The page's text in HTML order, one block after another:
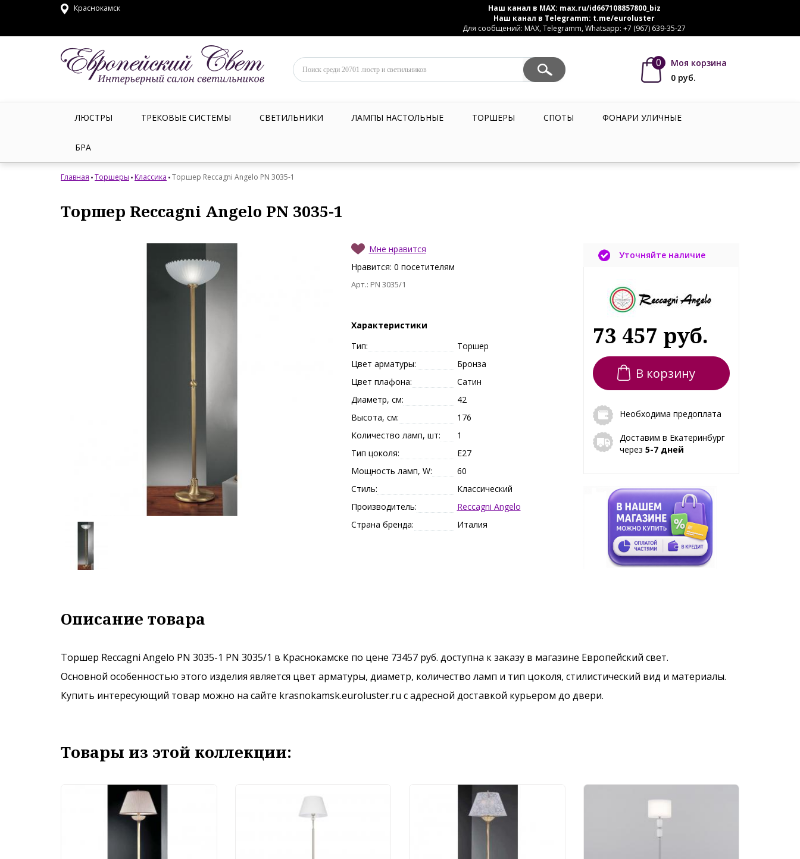
Краснокамск Наш канал в MAX: max.ru/id667108857800_biz
Наш канал в Telegramm: t.me/euroluster
Для сообщений: MAX, Telegramm, Whatsapp: +7 (967) 639-35-27
0
Моя корзина
0 руб.
ЛЮСТРЫ ТРЕКОВЫЕ СИСТЕМЫ СВЕТИЛЬНИКИ ЛАМПЫ НАСТОЛЬНЫЕ ТОРШЕРЫ СПОТЫ ФОНАРИ УЛИЧНЫЕ
БРА
Главная Торшеры Классика Торшер Reccagni Angelo PN 3035-1
Торшер Reccagni Angelo PN 3035-1
Мне нравится
Нравится: 0 посетителям
Арт.: PN 3035/1
Характеристики
Тип:
Торшер
Цвет арматуры:
Бронза
Цвет плафона:
Сатин
Диаметр, см:
42
Высота, см:
176
Количество ламп, шт:
1
Тип цоколя:
E27
Мощность ламп, W:
60
Стиль:
Классический
Производитель:
Reccagni Angelo
Страна бренда:
Италия
Уточняйте наличие
73 457 руб.
В корзину
Необходима предоплата
Доставим в Екатеринбург
через 5-7 дней
Описание товара
Торшер Reccagni Angelo PN 3035-1 PN 3035/1 в Краснокамске по цене 73457 руб. доступна к заказу в магазине Европейский свет.
Основной особенностью этого изделия является цвет арматуры, диаметр, количество ламп и тип цоколя, стилистический вид и материалы.
Купить интересующий товар можно на сайте krasnokamsk.euroluster.ru с адресной доставкой курьером до двери.
Товары из этой коллекции:
Торшер Eurosvet Caprera
01154/1 никель